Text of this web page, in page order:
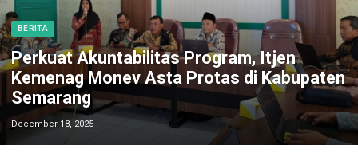
BERITA
Perkuat Akuntabilitas Program, Itjen
Kemenag Monev Asta Protas di Kabupaten
Semarang
December 18, 2025